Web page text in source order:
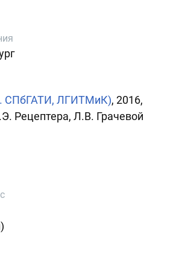
СПбГАТИ, ЛГИТМиК), 2016,
Рецептера, Л.В. Грачевой